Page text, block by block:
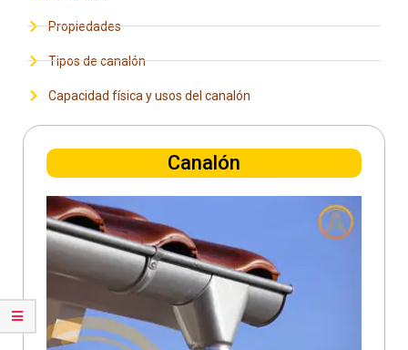
Propiedades
Tipos de canalón
Capacidad física y usos del canalón
Canalón